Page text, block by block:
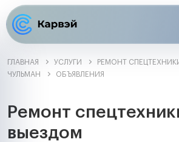
ГЛАВНАЯ УСЛУГИ
РЕМОНТ
ЧУЛЬМАН
ОБЪЯВЛЕНИЯ
Ремонт
выездом